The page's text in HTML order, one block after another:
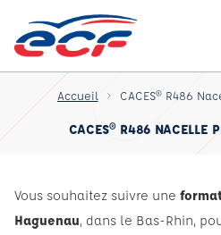
Accueil CACES® R486
CACES® R486 NACELLE
Vous souhaitez suivre une
Haguenau, dans le Bas-Rhin,